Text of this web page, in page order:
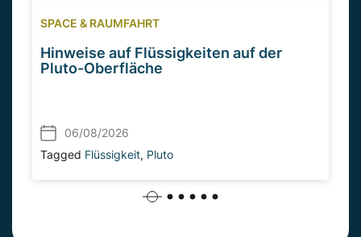
SPACE & RAUMFAHRT
Hinweise auf Flüssigkeiten auf der
Pluto-Oberfläche
06/08/2026
Tagged Flüssigkeit, Pluto